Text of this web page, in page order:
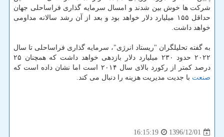
شركت ها خوش بین شدند و امسال سرمایه گذاری فراساحلی جهان
حداقل ۱۵۵ میلیارد دلار خواهد بود و بعد از آن رشد سالانه مداومی
خواهد داشت.
به گفته تحلیلگران "ریستاد انرژی"، سرمایه گذاری فراساحلی تا سال
۲۰۲۲ حدود ۲۳۰ میلیارد دلار بازدهی خواهد داشت كه همچنان ۲۵
درصد كمتر از ركورد بالای سال ۲۰۱۴ است اما نشان داده است كه
صنعت با جدیت مدیریت هزینه را دنبال می كند.
1396/12/01
16:15:19